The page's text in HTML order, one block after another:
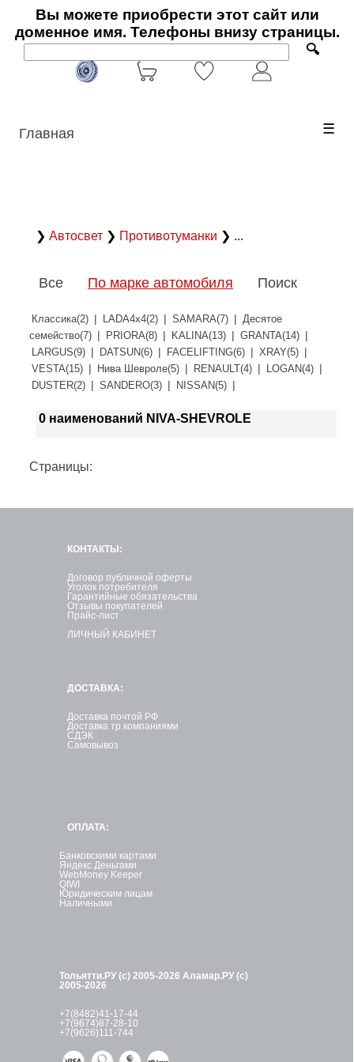
Вы можете приобрести этот сайт или
доменное имя. Телефоны внизу страницы.
🔍
Главная ☰
❯ Автосвет ❯ Противотуманки ❯ ...
Все По марке автомобиля Поиск
Классика(2) | LADA4x4(2) | SAMARA(7) | Десятое
семейство(7) | PRIORA(8) | KALINA(13) | GRANTA(14) |
LARGUS(9) | DATSUN(6) | FACELIFTING(6) | XRAY(5) |
VESTA(15) | Нива Шевроле(5) | RENAULT(4) | LOGAN(4) |
DUSTER(2) | SANDERO(3) | NISSAN(5) |
0 наименований NIVA-SHEVROLE
Страницы:
КОНТАКТЫ:
Договор публичной оферты
Уголок потребителя
Гарантийные обязательства
Отзывы покупателей
Прайс-лист
ЛИЧНЫЙ КАБИНЕТ
ДОСТАВКА:
Доставка почтой РФ
Доставка тр.компаниями
СДЭК
Самовывоз
ОПЛАТА:
Банковскими картами
Яндекс Деньгами
WebMoney Keeper
QIWI
Юридическим лицам
Наличными
Тольятти.РУ (с) 2005-2026 Аламар.РУ (с)
2005-2026
+7(8482)41-17-44
+7(9674)87-28-10
+7(9626)111-744